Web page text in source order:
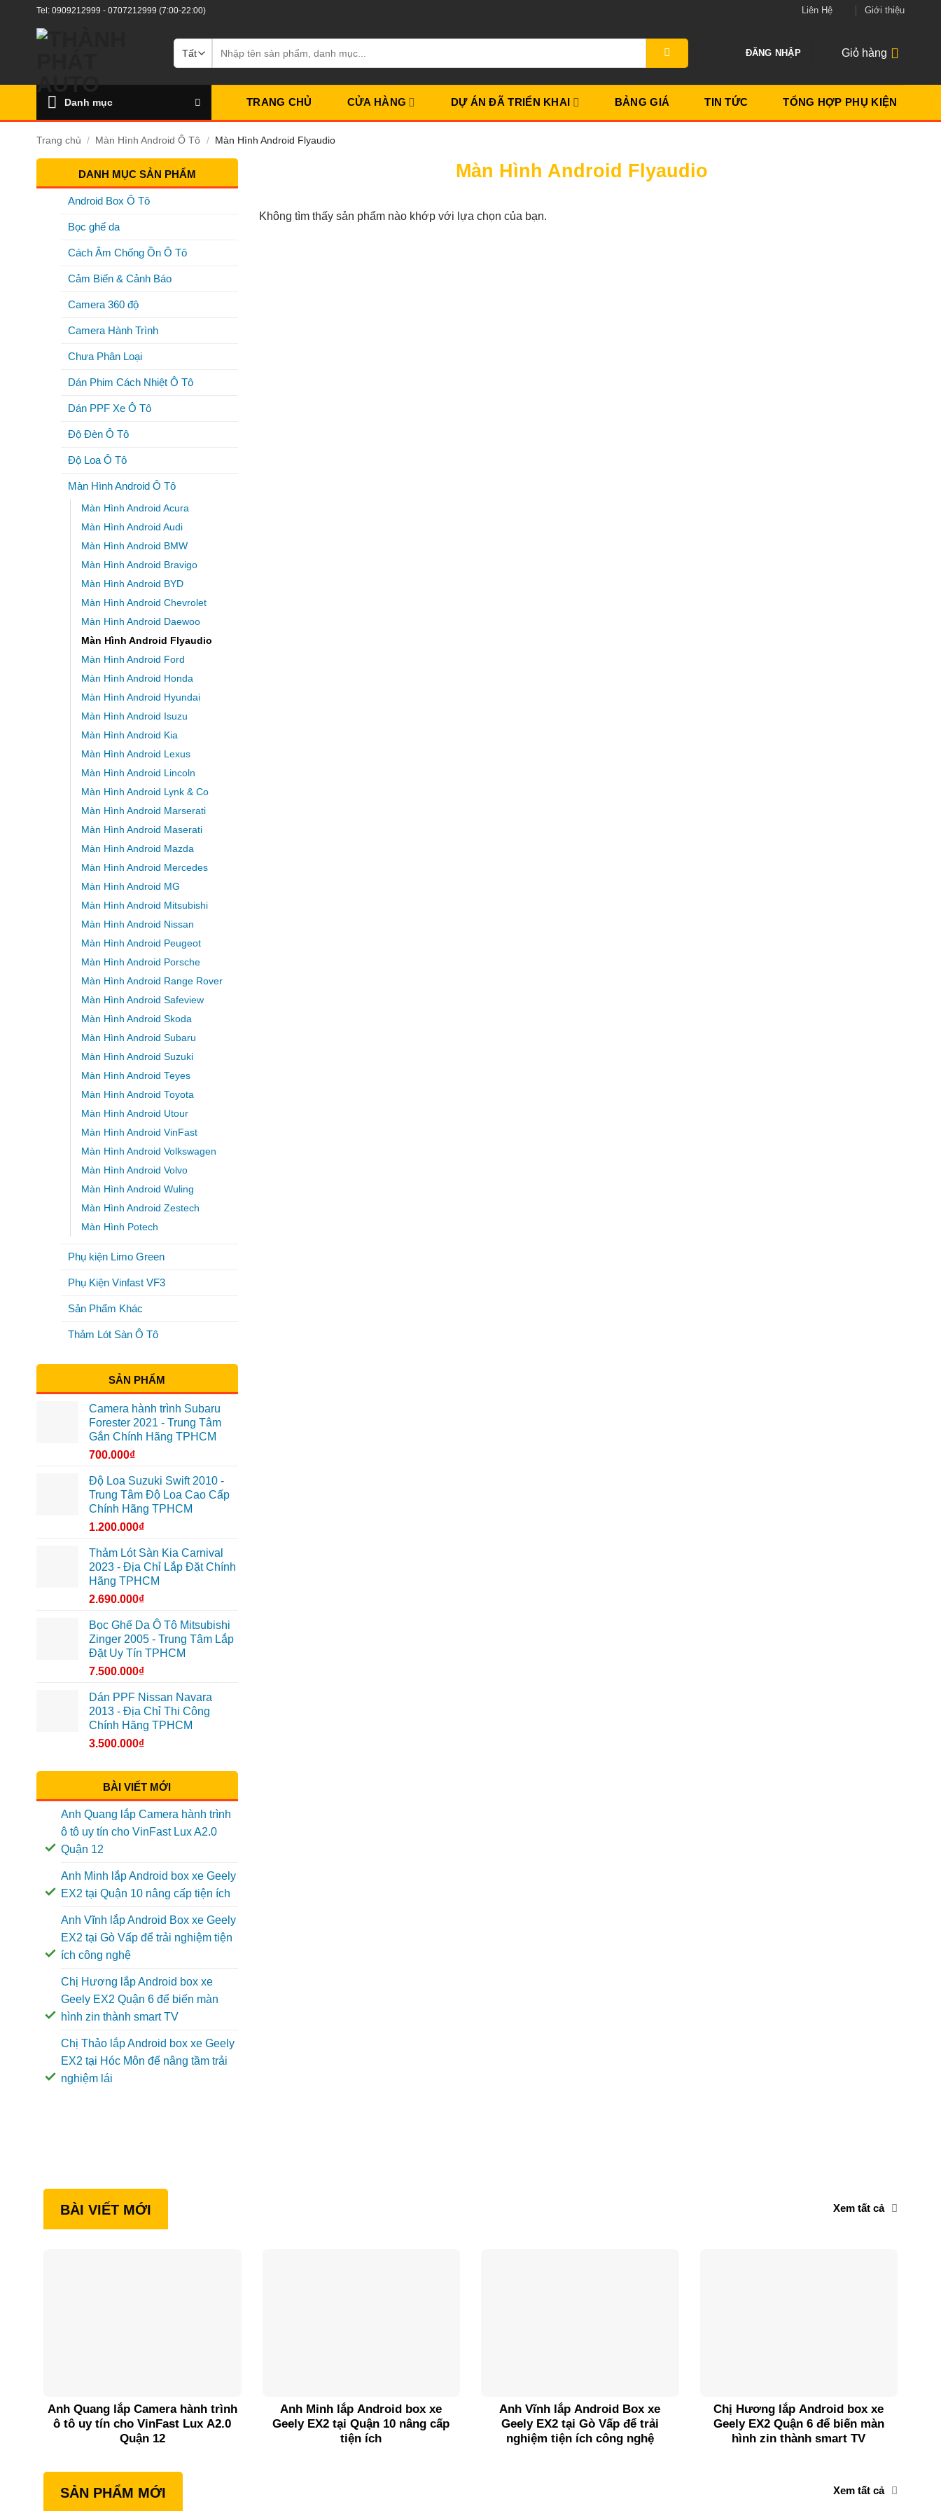
Tel: 0909212999 - 0707212999 (7:00-22:00) Liên Hệ Giới thiệu
kiếm:
ĐĂNG NHẬP Giỏ hàng
Danh mục TRANG CHỦ CỬA HÀNG DỰ ÁN ĐÃ TRIỂN KHAI BẢNG GIÁ TIN TỨC TỔNG HỢP PHỤ KIỆN
Trang chủ / Màn Hình Android Ô Tô / Màn Hình Android Flyaudio
DANH MỤC SẢN PHẨM
Android Box Ô Tô
Bọc ghế da
Cách Âm Chống Ồn Ô Tô
Cảm Biến & Cảnh Báo
Camera 360 độ
Camera Hành Trình
Chưa Phân Loại
Dán Phim Cách Nhiệt Ô Tô
Dán PPF Xe Ô Tô
Độ Đèn Ô Tô
Độ Loa Ô Tô
Màn Hình Android Ô Tô
Màn Hình Android Acura
Màn Hình Android Audi
Màn Hình Android BMW
Màn Hình Android Bravigo
Màn Hình Android BYD
Màn Hình Android Chevrolet
Màn Hình Android Daewoo
Màn Hình Android Flyaudio
Màn Hình Android Ford
Màn Hình Android Honda
Màn Hình Android Hyundai
Màn Hình Android Isuzu
Màn Hình Android Kia
Màn Hình Android Lexus
Màn Hình Android Lincoln
Màn Hình Android Lynk & Co
Màn Hình Android Marserati
Màn Hình Android Maserati
Màn Hình Android Mazda
Màn Hình Android Mercedes
Màn Hình Android MG
Màn Hình Android Mitsubishi
Màn Hình Android Nissan
Màn Hình Android Peugeot
Màn Hình Android Porsche
Màn Hình Android Range Rover
Màn Hình Android Safeview
Màn Hình Android Skoda
Màn Hình Android Subaru
Màn Hình Android Suzuki
Màn Hình Android Teyes
Màn Hình Android Toyota
Màn Hình Android Utour
Màn Hình Android VinFast
Màn Hình Android Volkswagen
Màn Hình Android Volvo
Màn Hình Android Wuling
Màn Hình Android Zestech
Màn Hình Potech
Phụ kiện Limo Green
Phụ Kiện Vinfast VF3
Sản Phẩm Khác
Thảm Lót Sàn Ô Tô
SẢN PHẨM
Camera hành trình Subaru
Forester 2021 - Trung Tâm
Gắn Chính Hãng TPHCM
700.000₫
Độ Loa Suzuki Swift 2010 -
Trung Tâm Độ Loa Cao Cấp
Chính Hãng TPHCM
1.200.000₫
Thảm Lót Sàn Kia Carnival
2023 - Địa Chỉ Lắp Đặt Chính
Hãng TPHCM
2.690.000₫
Bọc Ghế Da Ô Tô Mitsubishi
Zinger 2005 - Trung Tâm Lắp
Đặt Uy Tín TPHCM
7.500.000₫
Dán PPF Nissan Navara
2013 - Địa Chỉ Thi Công
Chính Hãng TPHCM
3.500.000₫
BÀI VIẾT MỚI
Anh Quang lắp Camera hành trình
ô tô uy tín cho VinFast Lux A2.0
Quận 12
Anh Minh lắp Android box xe Geely
EX2 tại Quận 10 nâng cấp tiện ích
Anh Vĩnh lắp Android Box xe Geely
EX2 tại Gò Vấp để trải nghiệm tiện
ích công nghệ
Chị Hương lắp Android box xe
Geely EX2 Quận 6 để biến màn
hình zin thành smart TV
Chị Thảo lắp Android box xe Geely
EX2 tại Hóc Môn để nâng tầm trải
nghiệm lái
Màn Hình Android Flyaudio
Không tìm thấy sản phẩm nào khớp với lựa chọn của bạn.
BÀI VIẾT MỚI Xem tất cả
Anh Quang lắp Camera hành trình
ô tô uy tín cho VinFast Lux A2.0
Quận 12
Anh Minh lắp Android box xe
Geely EX2 tại Quận 10 nâng cấp
tiện ích
Anh Vĩnh lắp Android Box xe
Geely EX2 tại Gò Vấp để trải
nghiệm tiện ích công nghệ
Chị Hương lắp Android box xe
Geely EX2 Quận 6 để biến màn
hình zin thành smart TV
SẢN PHẨM MỚI Xem tất cả